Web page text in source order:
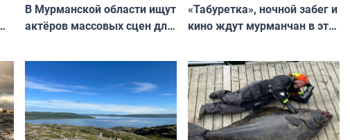
В Мурманской области ищут
актёров массовых сцен для
короткометражном фильме
«Табуретка», ночной забег и
кино ждут мурманчан в эти